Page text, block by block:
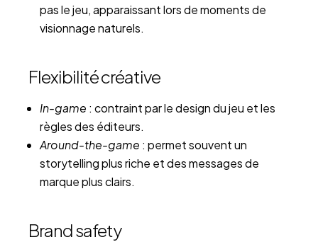
pas le jeu, apparaissant lors de moments de
visionnage naturels.
Flexibilité créative
In-game : contraint par le design du jeu et les
règles des éditeurs.
Around-the-game : permet souvent un
storytelling plus riche et des messages de
marque plus clairs.
Brand safety